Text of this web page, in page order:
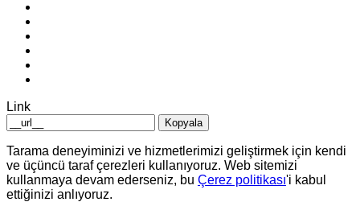
Link
Kopyala
Tarama deneyiminizi ve hizmetlerimizi geliştirmek için kendi
ve üçüncü taraf çerezleri kullanıyoruz. Web sitemizi
kullanmaya devam ederseniz, bu Çerez politikası'i kabul
ettiğinizi anlıyoruz.